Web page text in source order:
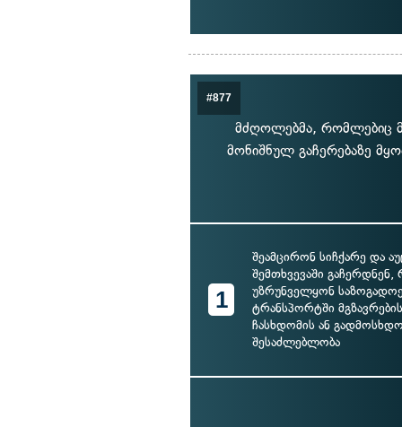
#877
მძღოლებმა, რომლებიც
მონიშნულ გაჩერებაზე
1
შეამცირონ სიჩქარე და
შემთხვევაში გაჩერდნენ,
უზრუნველყონ
ტრანსპორტში
ჩასხდომის ან
შესაძლებლობა